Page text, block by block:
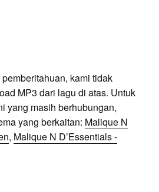
kami tidak
MP3 dari lagu di atas. Untuk
yang masih berhubungan,
yang berkaitan: Malique N
, Malique N D’Essentials -